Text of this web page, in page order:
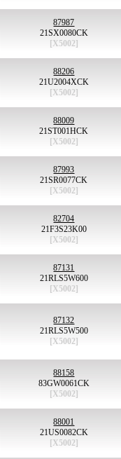
87987
21SX0080CK
[X5002]
88206
21U2004XCK
[X5002]
88009
21ST001HCK
[X5002]
87993
21SR0077CK
[X5002]
82704
21F3S23K00
[X5002]
87131
21RLS5W600
[X5002]
87132
21RLS5W500
[X5002]
88158
83GW0061CK
[X5002]
88001
21US0082CK
[X5002]